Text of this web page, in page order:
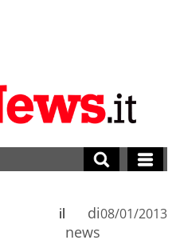
di
news
il 08/01/2013